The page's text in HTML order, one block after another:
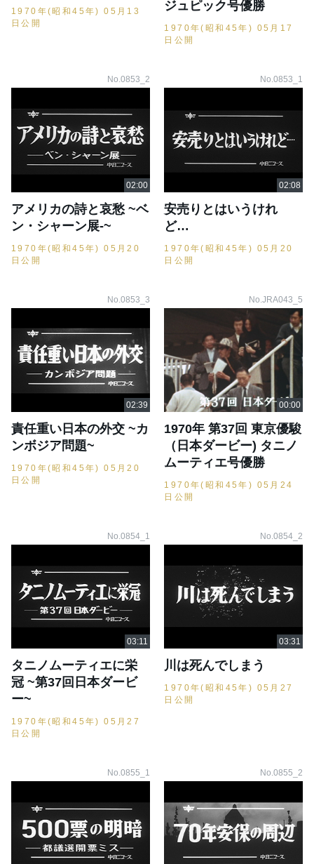
1970年(昭和45年) 05月13
日公開
ジュピック号優勝
1970年(昭和45年) 05月17
日公開
No.0853_2
アメリカの詩と哀愁 ~ベ
ン・シャーン展-~
1970年(昭和45年) 05月20
日公開
No.0853_1
安売りとはいうけれ
ど…
1970年(昭和45年) 05月20
日公開
No.0853_3
責任重い日本の外交 ~カ
ンボジア問題~
1970年(昭和45年) 05月20
日公開
No.JRA043_5
1970年 第37回 東京優駿
（日本ダービー) タニノ
ムーティエ号優勝
1970年(昭和45年) 05月24
日公開
No.0854_1
タニノムーティエに栄
冠 ~第37回日本ダービ
ー~
1970年(昭和45年) 05月27
日公開
No.0854_2
川は死んでしまう
1970年(昭和45年) 05月27
日公開
No.0855_1 No.0855_2